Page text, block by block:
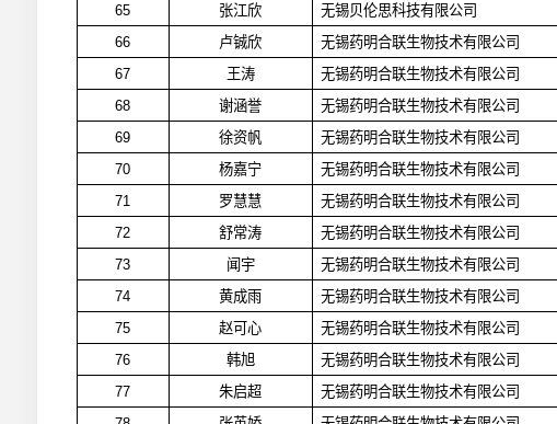
65
张江欣 无锡贝伦思科技有限公司
66
卢铖欣 无锡药明合联生物技术有限公司
67
王涛 无锡药明合联生物技术有限公司
68
谢涵誉 无锡药明合联生物技术有限公司
69
徐资帆 无锡药明合联生物技术有限公司
70
杨嘉宁 无锡药明合联生物技术有限公司
71
罗慧慧 无锡药明合联生物技术有限公司
72
舒常涛 无锡药明合联生物技术有限公司
73
闻宇 无锡药明合联生物技术有限公司
74
黄成雨 无锡药明合联生物技术有限公司
75
赵可心 无锡药明合联生物技术有限公司
76
韩旭 无锡药明合联生物技术有限公司
77
朱启超 无锡药明合联生物技术有限公司